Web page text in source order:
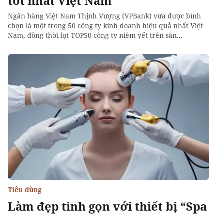
Ngân hàng Việt Nam Thịnh Vượng (VPBank) vừa được bình
chọn là một trong 50 công ty kinh doanh hiệu quả nhất Việt
Nam, đồng thời lọt TOP50 công ty niêm yết trên sàn...
Làm đẹp tinh gọn với thiết bị “Spa
Tiêu dùng